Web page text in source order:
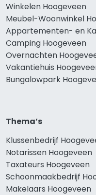
Winkelen Hoogeveen
Meubel-Woonwinkel
Appartementen- en
Camping Hoogeveen
Overnachten
Vakantiehuis
Bungalowpark
Thema’s
Klussenbedrijf
Notarissen Hoogeveen
Taxateurs Hoogeveen
Schoonmaakbedrijf
Makelaars Hoogeveen